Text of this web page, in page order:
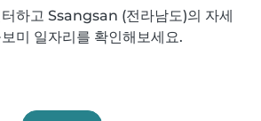
하고 Ssangsan (전라남도)의 자세
미 일자리를 확인해보세요.